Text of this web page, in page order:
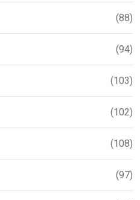
(88)
(94)
(103)
(102)
(108)
(97)